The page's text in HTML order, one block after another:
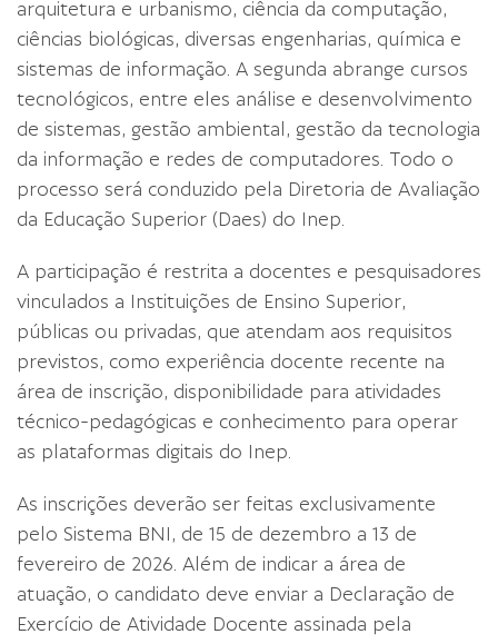
arquitetura e urbanismo, ciência da computação,
ciências biológicas, diversas engenharias, química e
sistemas de informação. A segunda abrange cursos
tecnológicos, entre eles análise e desenvolvimento
de sistemas, gestão ambiental, gestão da tecnologia
da informação e redes de computadores. Todo o
processo será conduzido pela Diretoria de Avaliação
da Educação Superior (Daes) do Inep.
A participação é restrita a docentes e pesquisadores
vinculados a Instituições de Ensino Superior,
públicas ou privadas, que atendam aos requisitos
previstos, como experiência docente recente na
área de inscrição, disponibilidade para atividades
técnico-pedagógicas e conhecimento para operar
as plataformas digitais do Inep.
As inscrições deverão ser feitas exclusivamente
pelo Sistema BNI, de 15 de dezembro a 13 de
fevereiro de 2026. Além de indicar a área de
atuação, o candidato deve enviar a Declaração de
Exercício de Atividade Docente assinada pela